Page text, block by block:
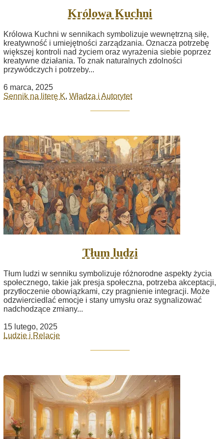
Królowa Kuchni
Królowa Kuchni w sennikach symbolizuje wewnętrzną siłę,
kreatywność i umiejętności zarządzania. Oznacza potrzebę
większej kontroli nad życiem oraz wyrażenia siebie poprzez
kreatywne działania. To znak naturalnych zdolności
przywódczych i potrzeby...
6 marca, 2025
Sennik na literę K, Władza i Autorytet
Tłum ludzi
Tłum ludzi w senniku symbolizuje różnorodne aspekty życia
społecznego, takie jak presja społeczna, potrzeba akceptacji,
przytłoczenie obowiązkami, czy pragnienie integracji. Może
odzwierciedlać emocje i stany umysłu oraz sygnalizować
nadchodzące zmiany...
15 lutego, 2025
Ludzie i Relacje